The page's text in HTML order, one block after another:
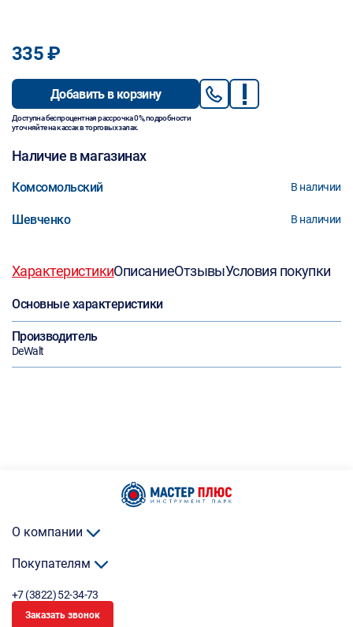
335 ₽
Добавить в корзину
Доступна беспроцентная рассрочка 0%, подробности
уточняйте на кассах в торговых залах.
Наличие в магазинах
Комсомольский В наличии
Шевченко В наличии
ХарактеристикиОписаниеОтзывыУсловия покупки
Основные характеристики
Производитель
DeWalt
О компании
Покупателям
+7 (3822) 52-34-73
Заказать звонок